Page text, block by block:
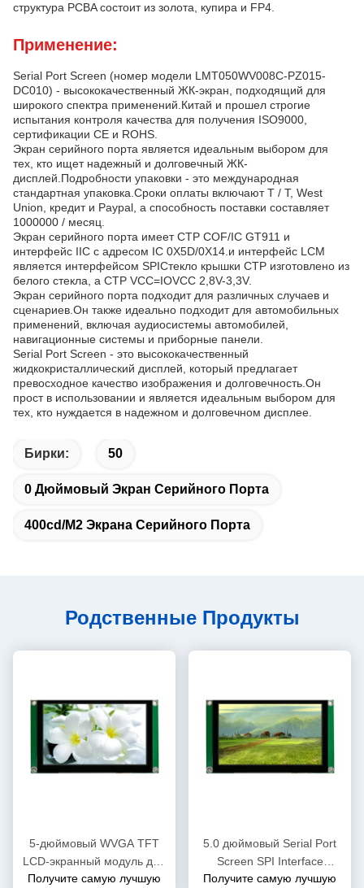
структура PCBA состоит из золота, купира и FP4.
Применение:
Serial Port Screen (номер модели LMT050WV008C-PZ015-
DC010) - высококачественный ЖК-экран, подходящий для
широкого спектра применений.Китай и прошел строгие
испытания контроля качества для получения ISO9000,
сертификации CE и ROHS.
Экран серийного порта является идеальным выбором для
тех, кто ищет надежный и долговечный ЖК-
дисплей.Подробности упаковки - это международная
стандартная упаковка.Сроки оплаты включают T / T, West
Union, кредит и Paypal, а способность поставки составляет
1000000 / месяц.
Экран серийного порта имеет CTP COF/IC GT911 и
интерфейс IIC с адресом IC 0X5D/0X14.и интерфейс LCM
является интерфейсом SPIСтекло крышки CTP изготовлено из
белого стекла, а CTP VCC=IOVCC 2,8V-3,3V.
Экран серийного порта подходит для различных случаев и
сценариев.Он также идеально подходит для автомобильных
применений, включая аудиосистемы автомобилей,
навигационные системы и приборные панели.
Serial Port Screen - это высококачественный
жидкокристаллический дисплей, который предлагает
превосходное качество изображения и долговечность.Он
прост в использовании и является идеальным выбором для
тех, кто нуждается в надежном и долговечном дисплее.
Бирки: 50
0 Дюймовый Экран Серийного Порта
400cd/m2 Экрана Серийного Порта
Родственные Продукты
5-дюймовый WVGA TFT
LCD-экранный модуль для
всех микроконтроллеров,
Получите самую лучшую
5.0 дюймовый Serial Port
Screen SPI Interface
800*RGB*480 разрешение
Получите самую лучшую